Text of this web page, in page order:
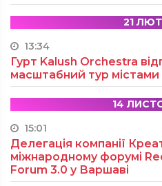
21
13:34
Гурт Kalush Orchestra
масштабний тур містами
14
15:01
Делегація компанії
міжнародному форумі
Forum 3.0 у Варшаві